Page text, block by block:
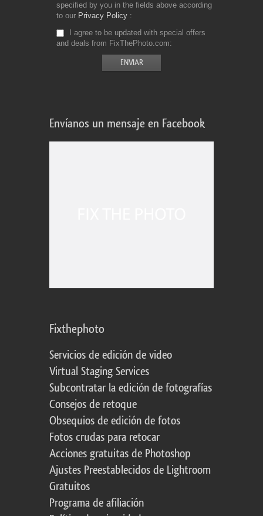
specified by you in the fields above according
to our Privacy Policy
I agree to be updated with special offers
and deals from FixThePhoto.com
Envíanos un mensaje en Facebook
Fixthephoto
Servicios de edición de video
Virtual Staging Services
Subcontratar la edición de fotografías
Consejos de retoque
Obsequios de edición de fotos
Fotos crudas para retocar
Acciones gratuitas de Photoshop
Ajustes Preestablecidos de Lightroom
Gratuitos
Programa de afiliación